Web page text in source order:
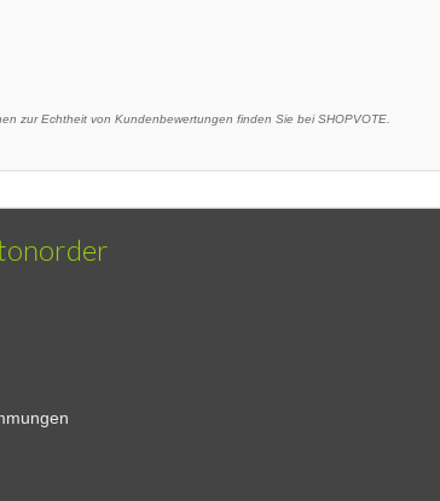
zur Echtheit von Kundenbewertungen finden Sie bei SHOPVOTE.